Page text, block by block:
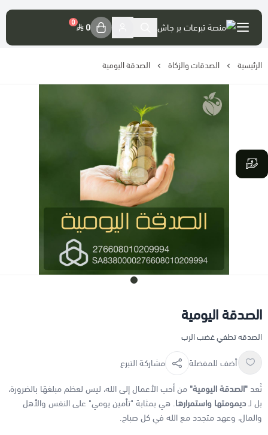
العربية |
حسابي
حسابات الجمعية
فضل التبرع
0 0
الرئيسية الصدقات والزكاة الصدقة اليومية
الصدقة اليومية
الصدقه تطفي غضب الرب
أضف للمفضلة
مشاركة التبرع
تُعد "الصدقة اليومية" من أحب الأعمال إلى الله، ليس لعظم مبلغهَا بالضرورة،
بل لـديمومتها واستمرارها. هي بمثابة "تأمين يومي" على النفس والأهل
والمال، وعهد متجدد مع الله في كل صباح.